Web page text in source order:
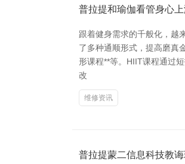
普拉提和瑜伽看管身心
跟着健身需求的千般化，越
了多种通顺形式，提高磨真
形课程**等。HIIT课程通过
改
维修资讯
普拉提蒙二信息科技教